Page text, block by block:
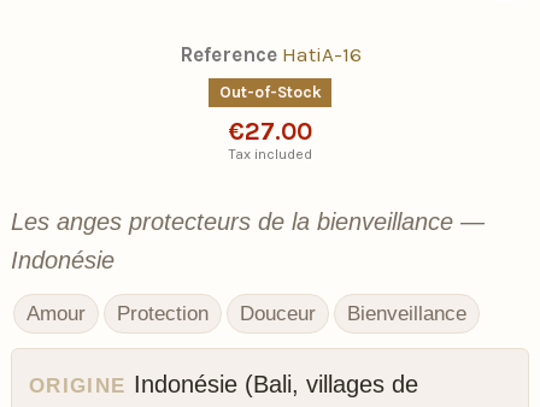
Reference HatiA-16
Out-of-Stock
€27.00
Tax included
Les anges protecteurs de la bienveillance —
Indonésie
Amour Protection Douceur Bienveillance
ORIGINE Indonésie (Bali, villages de